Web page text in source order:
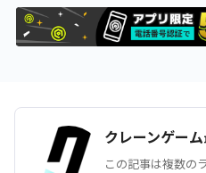
クレーンゲー
この記事は複数の